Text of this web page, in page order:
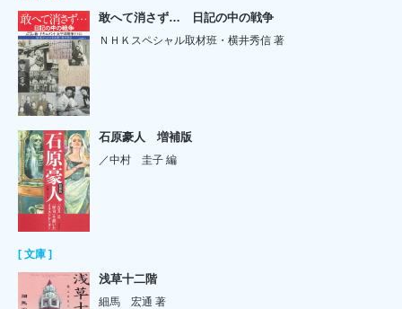
敢へて消さず… 日記の中の戦争
ＮＨＫスペシャル取材班・横井秀信 著
石原豪人 増補版
／中村 圭子 編
[ 文庫 ]
浅草十二階
細馬 宏通 著